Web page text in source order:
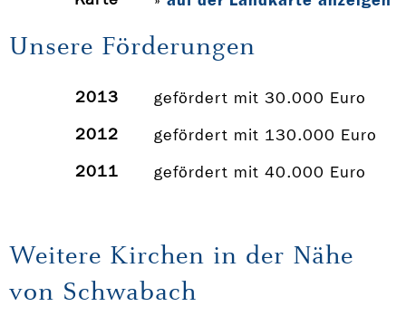
Unsere Förderungen
2013
gefördert mit 30.000 Euro
2012
gefördert mit 130.000 Euro
2011
gefördert mit 40.000 Euro
Weitere Kirchen in der Nähe
von Schwabach